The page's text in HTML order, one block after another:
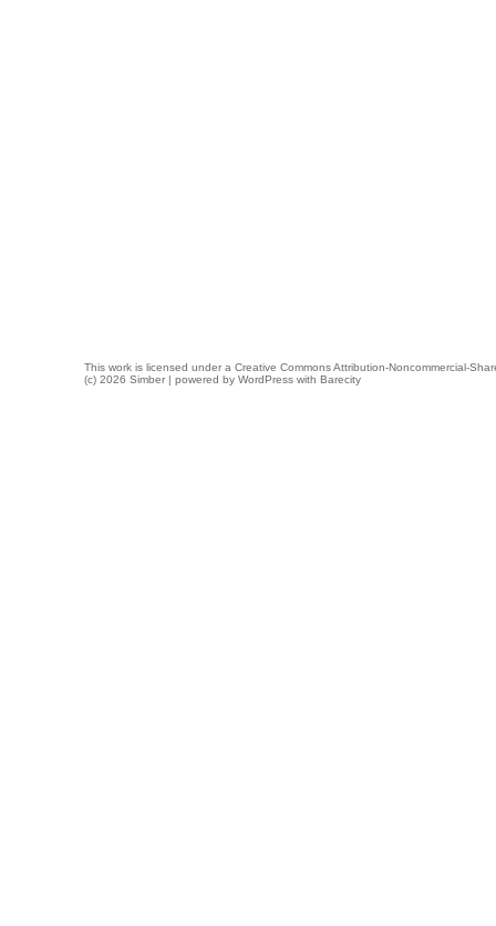
This work is licensed under a Creative Commons Attribution-Noncommercial-
(c) 2026 Simber | powered by WordPress with Barecity